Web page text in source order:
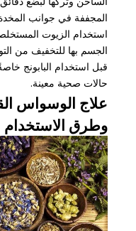
المجففة في جوانب المخدة
استخدام الزيوت
الجسم بها للتخفيف من
قبل استخدام البابونج
حالات صحية معينة.
علاج الوسواس
وطرق الاستخدام